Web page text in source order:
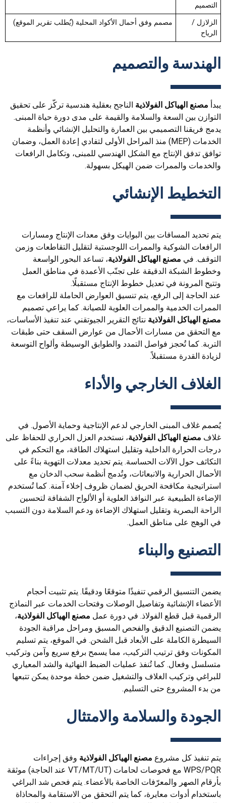
التصميم
الزلازل /
الرياح
مصمم وفق أحمال الأكواد المحلية (يُطلب تقرير الموقع)
الهندسة والتصميم
يبدأ مصنع الهياكل الفولاذية الناجح بعقلية هندسية تركّز على تحقيق
التوازن بين السعة والسلامة والقيمة على مدى دورة حياة المبنى.
يدمج فريقنا التصميمي بين العمارة والتحليل الإنشائي وأنظمة
الخدمات (MEP) منذ المراحل الأولى لتفادي إعادة العمل، وضمان
توافق تدفق الإنتاج مع الشكل الهندسي للمبنى، وتكامل الرافعات
والخدمات والممرات ضمن الهيكل بسهولة.
التخطيط الإنشائي
يتم تحديد المسافات بين البوايات وفق معدات الإنتاج ومسارات
الرافعات الشوكية والممرات اللوجستية لتقليل التقاطعات وزمن
التوقف. في مصنع الهياكل الفولاذية، تساعد البحور الواسعة
وخطوط الشبكة الدقيقة على تجنّب الأعمدة في مناطق العمل
وتتيح المرونة في تعديل خطوط الإنتاج مستقبلًا.
عند الحاجة إلى الرفع، يتم تنسيق العوارض الحاملة للرافعات مع
الممرات الخدمية والممرات العلوية للصيانة. كما يراعي تصميم
مصنع الهياكل الفولاذية نتائج التقرير الجيوتقني عند تنفيذ الأساسات،
مع التحقق من مسارات الأحمال من عوارض السقف حتى طبقات
التربة. كما تُحجز فواصل التمدد والطوابق الوسيطة وألواح التوسعة
لزيادة القدرة مستقبلاً.
الغلاف الخارجي والأداء
يُصمم غلاف المبنى الخارجي لدعم الإنتاجية وحماية الأصول. في
غلاف مصنع الهياكل الفولاذية، نستخدم العزل الحراري للحفاظ على
درجات الحرارة الداخلية وتقليل استهلاك الطاقة، مع التحكم في
التكاثف حول الآلات الحساسة. يتم تحديد معدلات التهوية بناءً على
الأحمال الحرارية والانبعاثات، وتُدمج أنظمة سحب الدخان مع
استراتيجية مكافحة الحريق لضمان ظروف إخلاء آمنة. كما تُستخدم
الإضاءة الطبيعية عبر النوافذ العلوية أو الألواح الشفافة لتحسين
الراحة البصرية وتقليل استهلاك الإضاءة ودعم السلامة دون التسبب
في الوهج على مناطق العمل.
التصنيع والبناء
يضمن التنسيق الرقمي تنفيذًا متوقعًا ودقيقًا. يتم تثبيت أحجام
الأعضاء الإنشائية وتفاصيل الوصلات وفتحات الخدمات عبر النماذج
الرقمية قبل قطع الفولاذ. في دورة عمل مصنع الهياكل الفولاذية،
يضمن التصنيع الدقيق والفحص المسبق ومراحل مراقبة الجودة
السيطرة الكاملة على الأبعاد قبل الشحن. في الموقع، يتم تسليم
المكونات وفق ترتيب التركيب، مما يسمح برفع سريع وآمن وتركيب
متسلسل وفعال. كما تُنفذ عمليات الضبط النهائية والشد المعياري
للبراغي وتركيب الغلاف والتشغيل ضمن خطة موحدة يمكن تتبعها
من بدء المشروع حتى التسليم.
الجودة والسلامة والامتثال
يتم تنفيذ كل مشروع مصنع الهياكل الفولاذية وفق إجراءات
WPS/PQR مع فحوصات لحامات (VT/MT/UT عند الحاجة) موثقة
بأرقام الصهر والمعرّفات الخاصة بالأعضاء. يتم فحص شد البراغي
باستخدام أدوات معايرة، كما يتم التحقق من الاستقامة والمحاذاة